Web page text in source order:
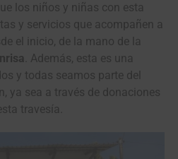
los niños y niñas con esta
y servicios que acompañen a
el inicio, de la mano de la
. Además, esta es una
y todas seamos parte del
ya sea a través de donaciones
travesía.